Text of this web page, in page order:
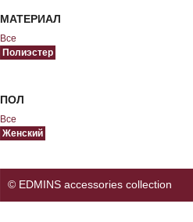
МАТЕРИАЛ
Все
Полиэстер
ПОЛ
Все
Женский
© EDMINS accessories collection